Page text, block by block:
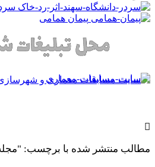
سردر
پیمان همامی
منتشر شده با برچسب: "مجله